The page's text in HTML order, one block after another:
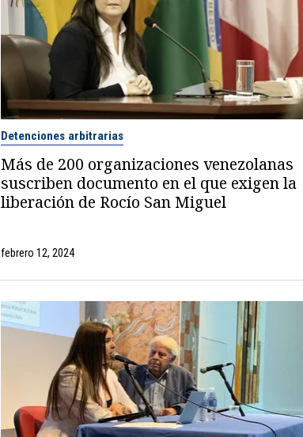
Detenciones arbitrarias
Más de 200 organizaciones venezolanas
suscriben documento en el que exigen la
liberación de Rocío San Miguel
febrero 12, 2024